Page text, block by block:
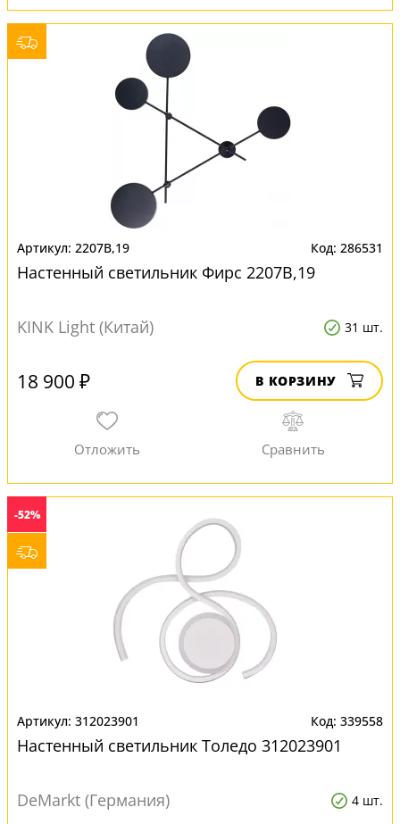
2207B,19 286531
Настенный светильник Фирс 2207B,19
KINK Light (Китай) 31 шт.
18 900 ₽ В КОРЗИНУ
-52%
312023901 339558
Настенный светильник Толедо 312023901
DeMarkt (Германия) 4 шт.